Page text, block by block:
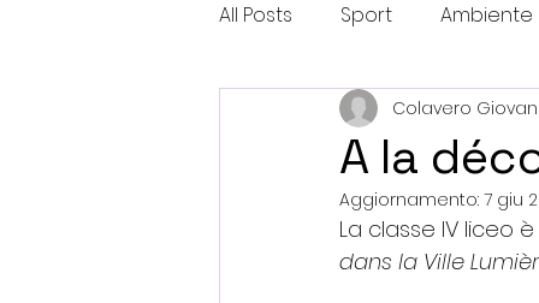
All Posts Sport Ambiente
Scienze Terza pagina -
Voci dai banchi Cucina
A la
Colavero
Aggiornamento: 7 giu
La classe IV liceo
dans la Ville